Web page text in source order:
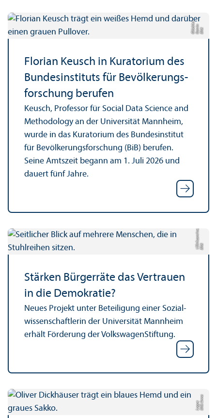
Bil
d:
K
a
t
ri
nGl
ü
c
kle
r
Florian Keusch in Kuratorium des
Bundes­instituts für Bevölkerungs­
forschung berufen
Keusch, Professor für Social Data Science and
Methodology an der Universität Mannheim,
wurde in das Kuratorium des Bundes­institut
für Bevölkerungs­forschung (BiB) berufen.
Seine Amtszeit begann am 1. Juli 2026 und
dauert fünf Jahre.
Bil
d:
1
2
3
rf.
c
o
m
/
m
e
m
bi
o
Stärken Bürgerräte das Vertrauen
in die Demokratie?
Neues Projekt unter Beteiligung einer Sozial­
wissenschaft­lerin der Universität Mannheim
erhält Förderung der VolkswagenStiftung.
Bil
d:
An
n
a
L
o
g
u
e